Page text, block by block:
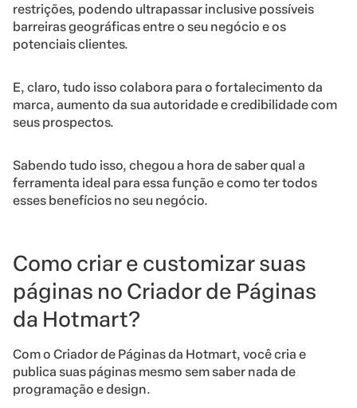
restrições, podendo ultrapassar inclusive possíveis
barreiras geográficas entre o seu negócio e os
potenciais clientes.
E, claro, tudo isso colabora para o fortalecimento da
marca, aumento da sua autoridadee credibilidade com
seus prospectos.
Sabendo tudo isso, chegou a hora de saber qual a
ferramenta ideal para essa função e como ter todos
esses benefícios no seu negócio.
Como criar e customizar suas
páginas no Criador de Páginas
da Hotmart?
Com o Criador de Páginas da Hotmart, você cria e
publica suas páginas mesmo sem saber nada de
programação e design.